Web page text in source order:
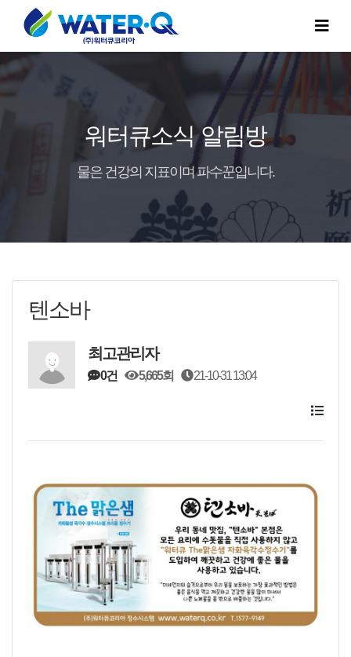
워터큐소식 알림방
물은 건강의 지표이며 파수꾼입니다.
텐소바
최고관리자
0건 5,665회 21-10-31 13:04